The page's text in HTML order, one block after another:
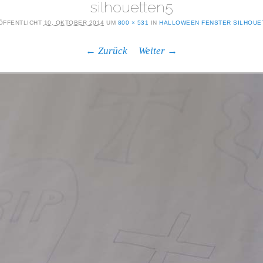
silhouetten5
10. OKTOBER 2014 UM 800 × 531 INHALLOWEEN FENSTER
← Zurück Weiter →